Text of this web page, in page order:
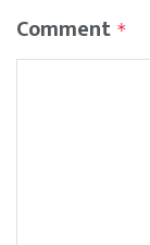
Comment *